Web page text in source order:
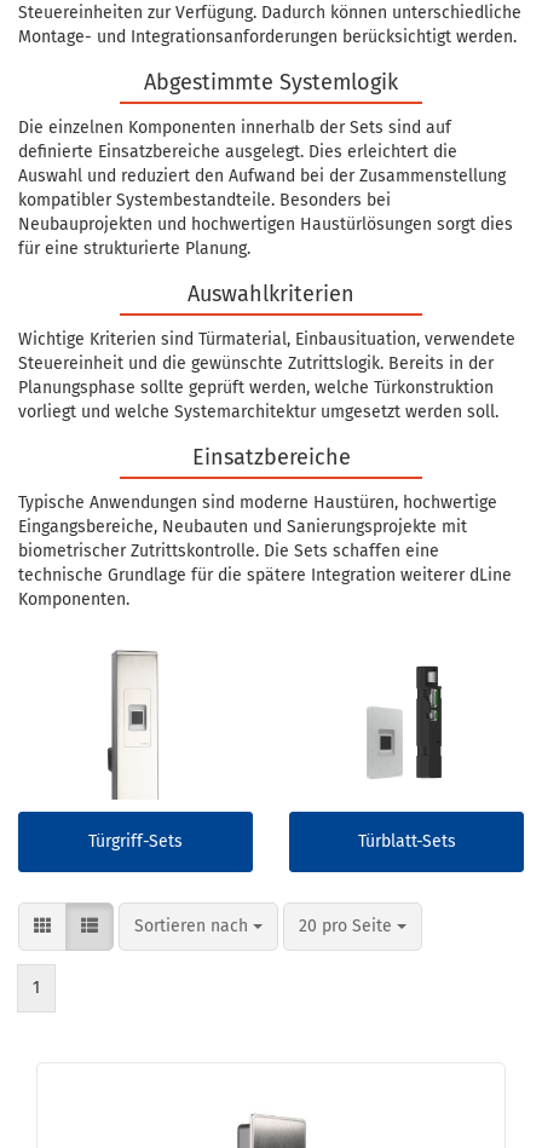
Steuereinheiten zur Verfügung. Dadurch können unterschiedliche
Montage- und Integrationsanforderungen berücksichtigt werden.
Abgestimmte Systemlogik
Die einzelnen Komponenten innerhalb der Sets sind auf
definierte Einsatzbereiche ausgelegt. Dies erleichtert die
Auswahl und reduziert den Aufwand bei der Zusammenstellung
kompatibler Systembestandteile. Besonders bei
Neubauprojekten und hochwertigen Haustürlösungen sorgt dies
für eine strukturierte Planung.
Auswahlkriterien
Wichtige Kriterien sind Türmaterial, Einbausituation, verwendete
Steuereinheit und die gewünschte Zutrittslogik. Bereits in der
Planungsphase sollte geprüft werden, welche Türkonstruktion
vorliegt und welche Systemarchitektur umgesetzt werden soll.
Einsatzbereiche
Typische Anwendungen sind moderne Haustüren, hochwertige
Eingangsbereiche, Neubauten und Sanierungsprojekte mit
biometrischer Zutrittskontrolle. Die Sets schaffen eine
technische Grundlage für die spätere Integration weiterer dLine
Komponenten.
Türgriff-Sets Türblatt-Sets
Sortieren nach
Sortieren nach 20 pro Seite
pro Seite
1